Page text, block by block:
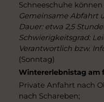
Schneeschuhe
Gemeinsame Abfahrt
Dauer: etwa 2,5
Schwierigkeitsgrad:
Verantwortlich bzw.
(Sonntag)
Wintererlebnistag am
Private Anfahrt nach
nach Schareben;